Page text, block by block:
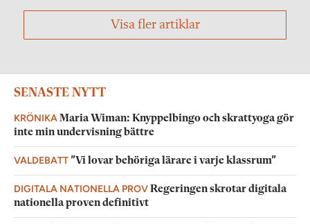
Visa fler artiklar
SENASTE NYTT
KRÖNIKAMaria Wiman: Knyppelbingo och skrattyoga gör
inte min undervisning bättre
VALDEBATT”Vi lovar behöriga lärare i varje klassrum”
DIGITALA NATIONELLA PROVRegeringen skrotar digitala
nationella proven definitivt